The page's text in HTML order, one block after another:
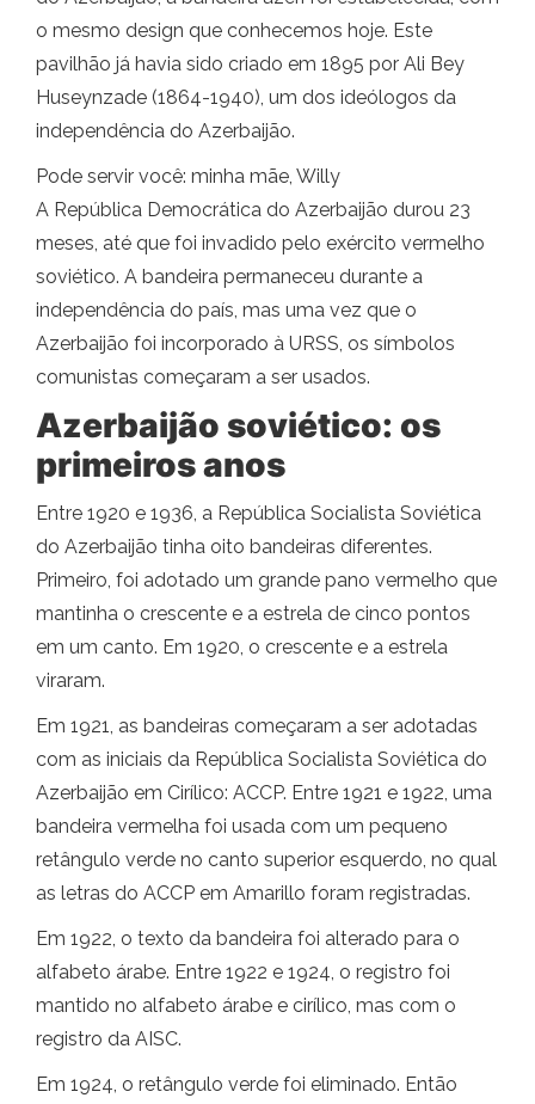
o mesmo design que conhecemos hoje. Este
pavilhão já havia sido criado em 1895 por Ali Bey
Huseynzade (1864-1940), um dos ideólogos da
independência do Azerbaijão.
Pode servir você: minha mãe, Willy
A República Democrática do Azerbaijão durou 23
meses, até que foi invadido pelo exército vermelho
soviético. A bandeira permaneceu durante a
independência do país, mas uma vez que o
Azerbaijão foi incorporado à URSS, os símbolos
comunistas começaram a ser usados.
Azerbaijão soviético: os
primeiros anos
Entre 1920 e 1936, a República Socialista Soviética
do Azerbaijão tinha oito bandeiras diferentes.
Primeiro, foi adotado um grande pano vermelho que
mantinha o crescente e a estrela de cinco pontos
em um canto. Em 1920, o crescente e a estrela
viraram.
Em 1921, as bandeiras começaram a ser adotadas
com as iniciais da República Socialista Soviética do
Azerbaijão em Cirílico: ACCP. Entre 1921 e 1922, uma
bandeira vermelha foi usada com um pequeno
retângulo verde no canto superior esquerdo, no qual
as letras do ACCP em Amarillo foram registradas.
Em 1922, o texto da bandeira foi alterado para o
alfabeto árabe. Entre 1922 e 1924, o registro foi
mantido no alfabeto árabe e cirílico, mas com o
registro da AISC.
Em 1924, o retângulo verde foi eliminado. Então